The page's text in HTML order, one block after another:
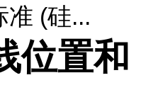
准 (硅...
位置和